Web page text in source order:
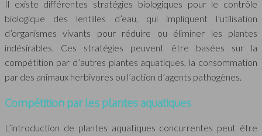
Il existe différentes stratégies biologiques pour le contrôle
biologique des lentilles d’eau, qui impliquent l’utilisation
d’organismes vivants pour réduire ou éliminer les plantes
indésirables. Ces stratégies peuvent être basées sur la
compétition par d’autres plantes aquatiques, la consommation
par des animaux herbivores ou l’action d’agents pathogènes.
Compétition par les plantes aquatiques
L’introduction de plantes aquatiques concurrentes peut être